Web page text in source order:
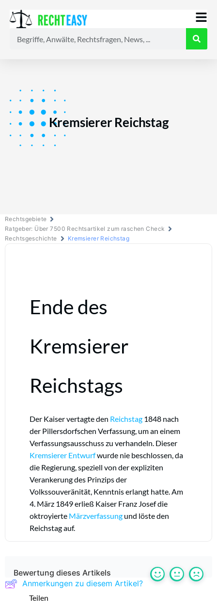
Kremsierer Reichstag
Rechtsgebiete
Ratgeber: Über 7500 Rechtsartikel zum raschen Check
Rechtsgeschichte
Kremsierer Reichstag
Ende des
Kremsierer
Reichstags
Der Kaiser vertagte den Reichstag 1848 nach
der Pillersdorfschen Verfassung, um an einem
Verfassungsausschuss zu verhandeln. Dieser
Kremsierer Entwurfwurde nie beschlossen, da
die Regierung, speziell von der expliziten
Verankerung des Prinzips der
Volkssouveränität, Kenntnis erlangt hatte. Am
4. März 1849 erließ Kaiser Franz Josef die
oktroyierte Märzverfassung und löste den
Reichstag auf.
Bewertung dieses Artikels
Anmerkungen zu diesem Artikel?
Teilen